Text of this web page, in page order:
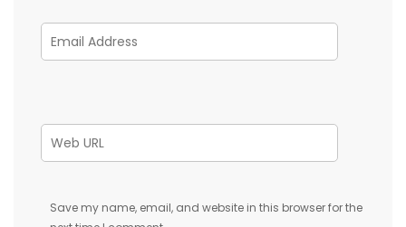
Save my name, email, and website in this browser for the